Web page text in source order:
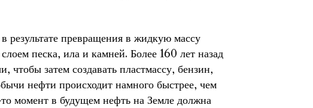
результате превращения в жидкую массу
песка, ила и камней. Более 160 лет назад
чтобы затем создавать пластмассу, бензин,
нефти происходит намного быстрее, чем
момент в будущем нефть на Земле должна